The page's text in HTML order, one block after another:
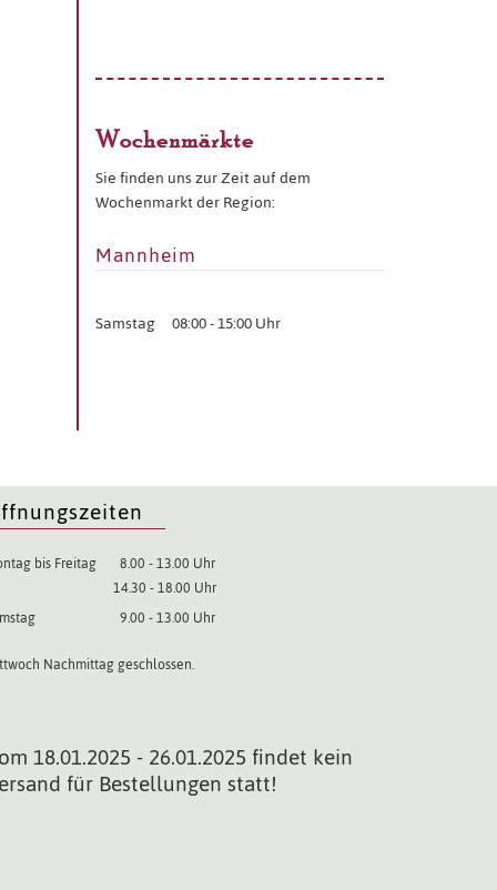
Wochenmärkte
Sie finden uns zur Zeit auf dem
Wochenmarkt der Region:
Mannheim
Samstag 08:00 - 15:00 Uhr
bis Freitag
8.00 - 13.00 Uhr
14.30 - 18.00 Uhr
9.00 - 13.00 Uhr
Nachmittag geschlossen.
18.01.2025 - 26.01.2025 findet kein
für Bestellungen statt!